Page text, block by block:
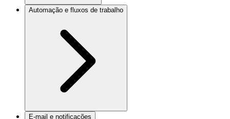
Automação e fluxos de trabalho
E-mail e notificações